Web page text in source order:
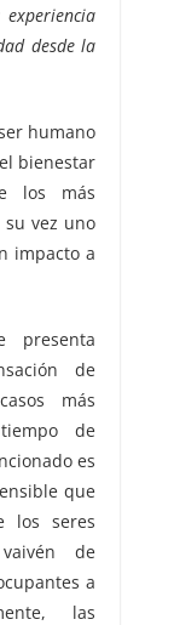
desde la
humano
bienestar
los más
vez uno
impacto a
presenta
de
más
de
es
que
los seres
de
a
las